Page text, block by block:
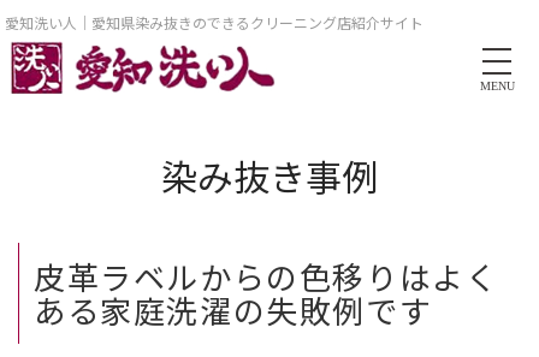
愛知洗い人｜愛知県染み抜きのできるクリーニング店紹介サイト
MENU
染み抜き事例
皮革ラベルからの色移りはよく
ある家庭洗濯の失敗例です